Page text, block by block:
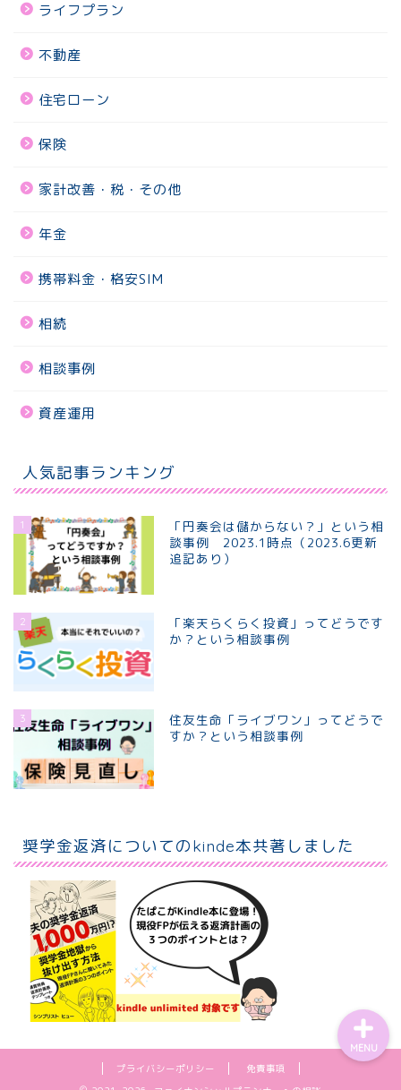
ライフプラン
不動産
住宅ローン
保険
家計改善・税・その他
年金
携帯料金・格安SIM
相続
相談事例
資産運用
人気記事ランキング
1
「円奏会は儲からない？」という相
談事例 2023.1時点（2023.6更新
追記あり）
2
「楽天らくらく投資」ってどうです
か？という相談事例
3
住友生命「ライブワン」ってどうで
すか？という相談事例
奨学金返済についてのkinde本共著しました
プライバシーポリシー
免責事項
MENU
お問い合わせ